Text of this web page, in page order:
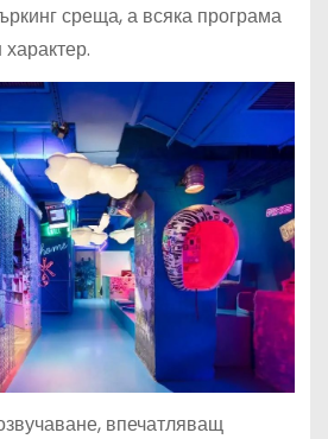
среща, а всяка програма
впечатляващ